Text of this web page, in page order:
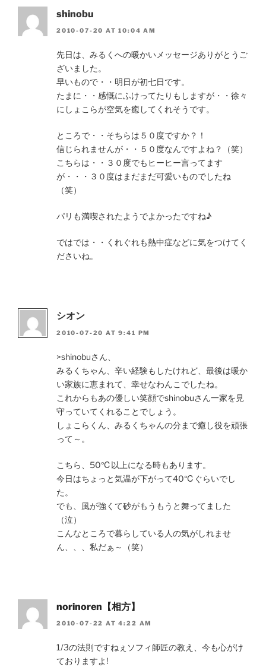
shinobu
2010-07-20 AT 10:04 AM
先日は、みるくへの暖かいメッセージありがとうご
ざいました。
早いもので・・明日が初七日です。
たまに・・感慨にふけってたりもしますが・・徐々
にしょこらが空気を癒してくれそうです。
ところで・・そちらは５０度ですか？！
信じられませんが・・５０度なんですよね？（笑）
こちらは・・３０度でもヒーヒー言ってます
が・・・３０度はまだまだ可愛いものでしたね
（笑）
パリも満喫されたようでよかったですね♪
ではでは・・くれぐれも熱中症などに気をつけてく
ださいね。
シオン
2010-07-20 AT 9:41 PM
>shinobuさん、
みるくちゃん、辛い経験もしたけれど、最後は暖か
い家族に恵まれて、幸せなわんこでしたね。
これからもあの優しい笑顔でshinobuさん一家を見
守っていてくれることでしょう。
しょこらくん、みるくちゃんの分まで癒し役を頑張
って～。
こちら、50℃以上になる時もあります。
今日はちょっと気温が下がって40℃ぐらいでし
た。
でも、風が強くて砂がもうもうと舞ってました
（泣）
こんなところで暮らしている人の気がしれませ
ん、、、私だぁ～（笑）
norinoren【相方】
2010-07-22 AT 4:22 AM
1/3の法則ですねぇソフィ師匠の教え、今も心がけ
ておりますよ!